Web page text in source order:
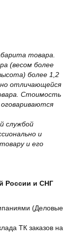
товара.
(весом более
более 1,2
отличающейся
Стоимость
службой
и
и его
России и СНГ
(Деловые
ТК заказов на